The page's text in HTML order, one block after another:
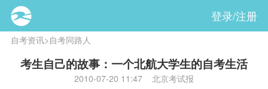
登录/注册
自考资讯>自考同路人
考生自己的故事：一个北航大学生的自考生活
2010-07-20 11:47 北京考试报